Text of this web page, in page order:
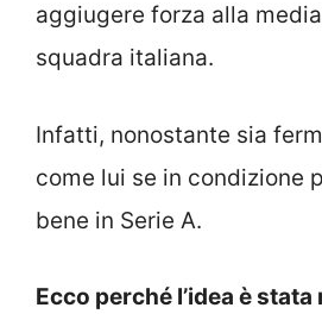
aggiugere forza alla
squadra italiana.
Infatti, nonostante sia
come lui se in condizione
bene in Serie A.
Ecco perché l’idea è